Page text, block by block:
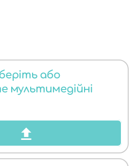
або
мультимедійні